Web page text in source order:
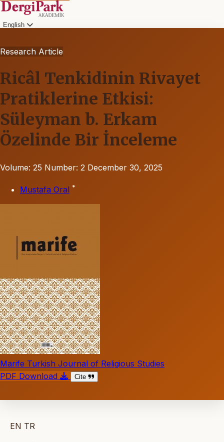
English
Research Article
Ricâl Tenkidinin Rivayet
Pratiklerine Etkisi:
Süleyman b. Erkam
Özelinde Bir İnceleme
Volume: 25 Number: 2 December 30, 2025
Mustafa Oral *
Marife Turkish Journal of Religious Studies
PDF Download
Cite
EN TR